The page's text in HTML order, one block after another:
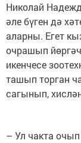
Николай
әле бүген дә
аларны. Егет
очрашып
икенчесе
ташып торган
сагынып,
– Ул чакта